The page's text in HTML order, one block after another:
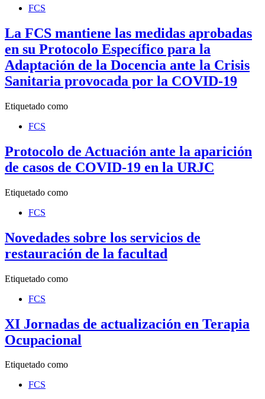
FCS
La FCS mantiene las medidas aprobadas
en su Protocolo Específico para la
Adaptación de la Docencia ante la Crisis
Sanitaria provocada por la COVID-19
Etiquetado como
FCS
Protocolo de Actuación ante la aparición
de casos de COVID-19 en la URJC
Etiquetado como
FCS
Novedades sobre los servicios de
restauración de la facultad
Etiquetado como
FCS
XI Jornadas de actualización en Terapia
Ocupacional
Etiquetado como
FCS